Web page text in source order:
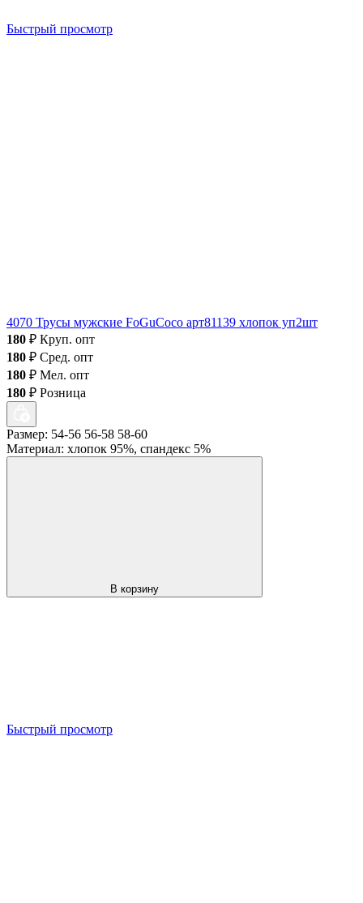
Быстрый просмотр
4070 Трусы мужские FoGuCoco арт81139 хлопок уп2шт
180 ₽ Круп. опт
180 ₽ Сред. опт
180 ₽ Мел. опт
180 ₽ Розница
Размер: 54-56 56-58 58-60
Материал: хлопок 95%, спандекс 5%
В корзину
Быстрый просмотр